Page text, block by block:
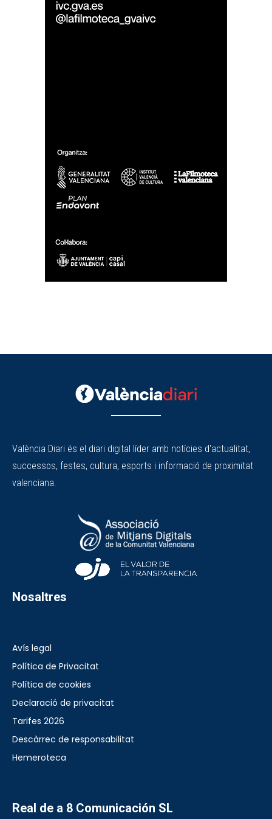
València Diari és el diari digital líder amb notícies d'actualitat,
successos, festes, cultura, esports i informació de proximitat
valenciana.
Nosaltres
Avís legal
Política de Privacitat
Política de cookies
Declaració de privacitat
Tarifes 2026
Descàrrec de responsabilitat
Hemeroteca
Real de a 8 Comunicación SL